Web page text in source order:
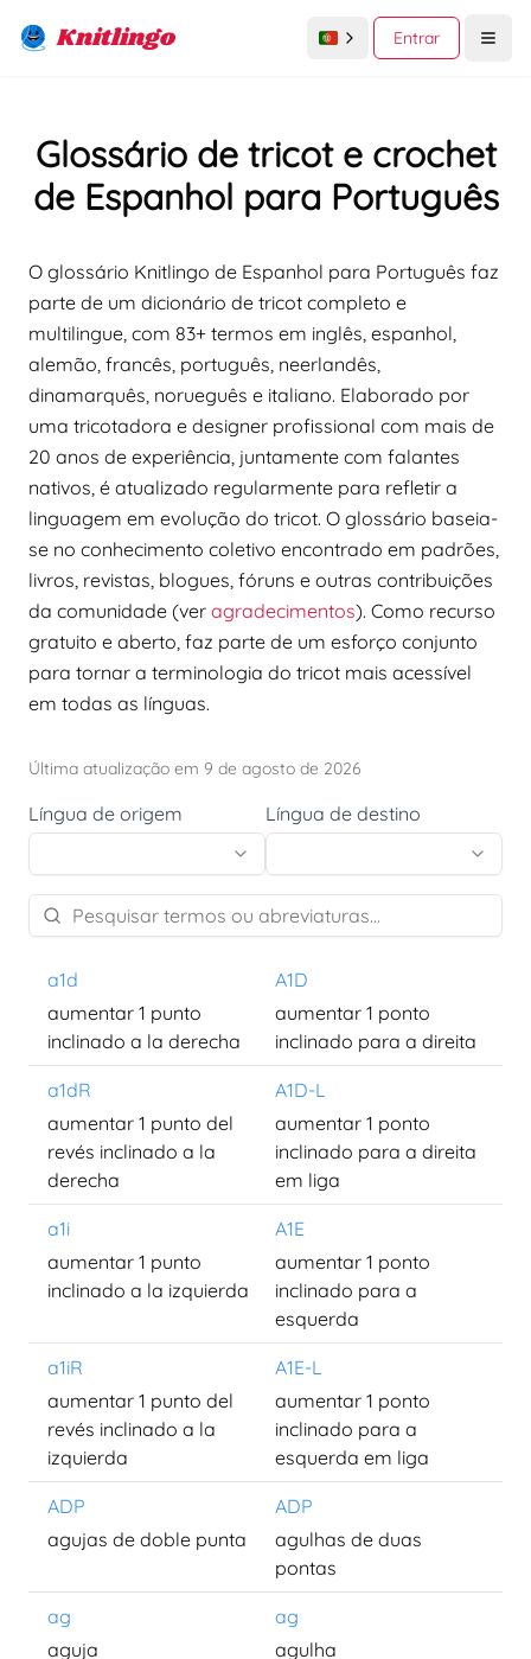
Knitlingo Entrar
Glossário de tricot e crochet
de Espanhol para Português
O glossário Knitlingo de Espanhol para Português faz
parte de um dicionário de tricot completo e
multilingue, com 83+ termos em inglês, espanhol,
alemão, francês, português, neerlandês,
dinamarquês, norueguês e italiano. Elaborado por
uma tricotadora e designer profissional com mais de
20 anos de experiência, juntamente com falantes
nativos, é atualizado regularmente para refletir a
linguagem em evolução do tricot. O glossário baseia-
se no conhecimento coletivo encontrado em padrões,
livros, revistas, blogues, fóruns e outras contribuições
da comunidade (ver agradecimentos). Como recurso
gratuito e aberto, faz parte de um esforço conjunto
para tornar a terminologia do tricot mais acessível
em todas as línguas.
Última atualização em 9 de agosto de 2026
Língua de origem Língua de destino
a1d
A1D
aumentar 1 punto
inclinado a la derecha
aumentar 1 ponto
inclinado para a direita
a1dR
A1D-L
aumentar 1 punto del
revés inclinado a la
derecha
aumentar 1 ponto
inclinado para a direita
em liga
a1i
A1E
aumentar 1 punto
inclinado a la izquierda
aumentar 1 ponto
inclinado para a
esquerda
a1iR
A1E-L
aumentar 1 punto del
revés inclinado a la
izquierda
aumentar 1 ponto
inclinado para a
esquerda em liga
ADP
ADP
agujas de doble punta
agulhas de duas
pontas
ag
ag
aguja
agulha